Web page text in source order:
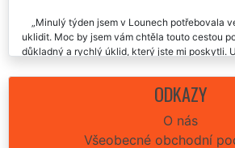
Minulý týden jsem v Lounech potřebovala
uklidit. Moc by jsem vám chtěla touto cestou
důkladný a rychlý úklid, který jste mi poskytli.
S úklidem této společnosti jsem byla v
Už 2x jsem využila v Lounech úklid této
ODKAZY
O nás
Všeobecné obchodní